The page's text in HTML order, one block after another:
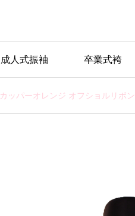
成人式振袖 卒業式袴
カッパーオレンジ オフショルリボン